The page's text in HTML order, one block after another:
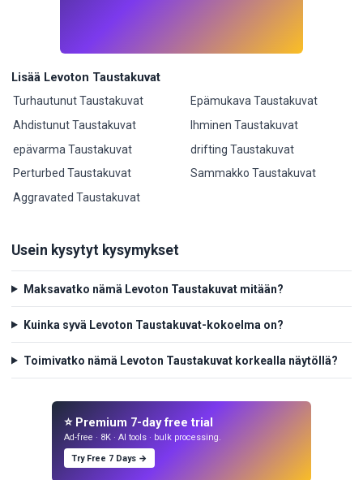
Lisää Levoton Taustakuvat
Turhautunut Taustakuvat
Ahdistunut Taustakuvat
epävarma Taustakuvat
Perturbed Taustakuvat
Aggravated Taustakuvat
Epämukava Taustakuvat
Ihminen Taustakuvat
drifting Taustakuvat
Sammakko Taustakuvat
Usein kysytyt kysymykset
Maksavatko nämä Levoton Taustakuvat mitään?
Kuinka syvä Levoton Taustakuvat-kokoelma on?
Toimivatko nämä Levoton Taustakuvat korkealla näytöllä?
⭐ Premium 7-day free trial
Ad-free · 8K · AI tools · bulk processing.
Try Free 7 Days →